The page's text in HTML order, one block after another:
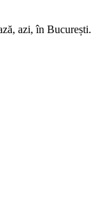
azi, în București.